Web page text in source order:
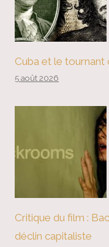
Cuba et le
5 août 2026
Critique du film :
déclin capitaliste